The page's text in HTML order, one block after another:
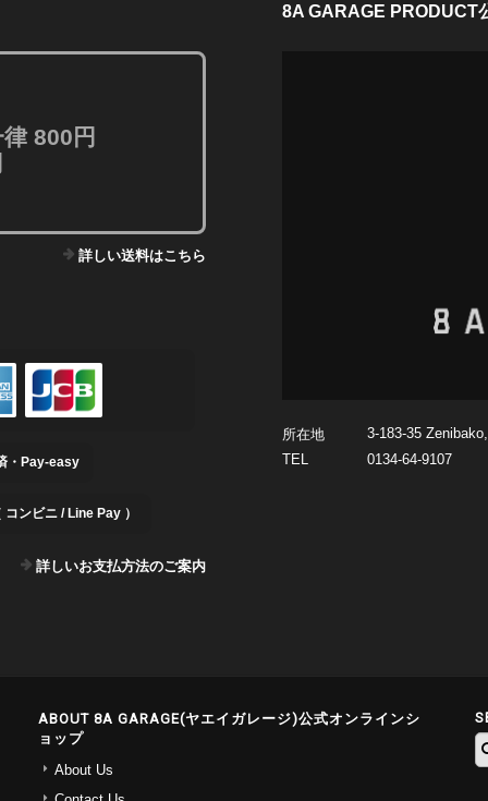
800円
詳しい送料はこちら
・Pay-easy
ンビニ / Line Pay ）
詳しいお支払方法のご案内
8A GARAGE PRODUCT
所在地
3-183-35
TEL
0134-64-9107
ABOUT 8A GARAGE(ヤエイガレージ)公式オンラインシ
ョップ
About Us